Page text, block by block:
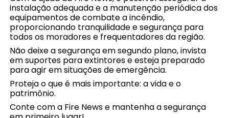
instalação adequada e a manutenção periódica dos
equipamentos de combate a incêndio,
proporcionando tranquilidade e segurança para
todos os moradores e frequentadores da região.
Não deixe a segurança em segundo plano, invista
em suportes para extintores e esteja preparado
para agir em situações de emergência.
Proteja o que é mais importante: a vida e o
patrimônio.
Conte com a Fire News e mantenha a segurança